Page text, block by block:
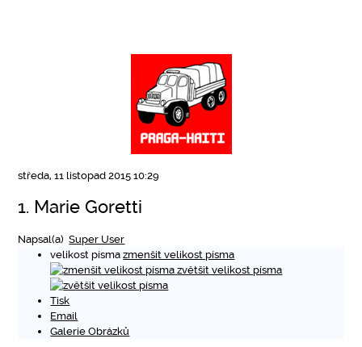
středa, 11 listopad 2015 10:29
1. Marie Goretti
Napsal(a)Super User
velikost písma zmenšit velikost písma
zvětšit velikost písma
Tisk
Email
Galerie Obrázků